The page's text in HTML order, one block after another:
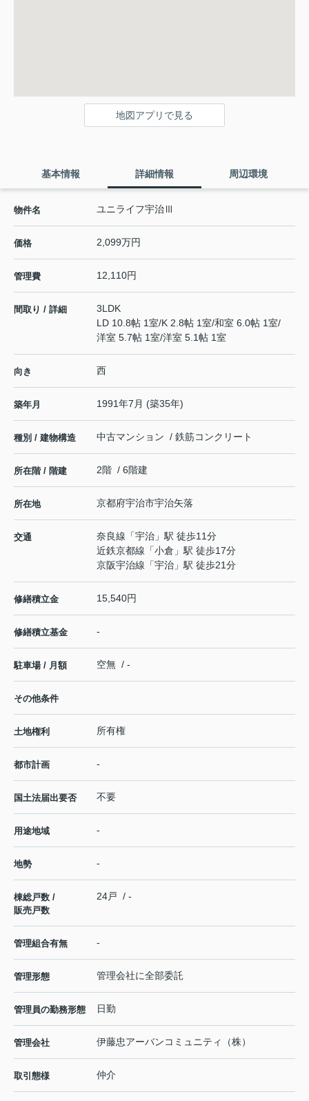
地図アプリで見る
基本情報 詳細情報 周辺環境
物件名 ユニライフ宇治Ⅲ
価格 2,099万円
管理費 12,110円
間取り / 詳細
3LDK
LD 10.8帖 1室/K 2.8帖 1室/和室 6.0帖 1室/
洋室 5.7帖 1室/洋室 5.1帖 1室
向き 西
築年月 1991年7月 (築35年)
種別 / 建物構造 中古マンション / 鉄筋コンクリート
所在階 / 階建 2階 / 6階建
所在地 京都府宇治市宇治矢落
交通 奈良線 「宇治 」駅 徒歩11分
近鉄京都線 「小倉 」駅 徒歩17分
京阪宇治線 「宇治 」駅 徒歩21分
修繕積立金 15,540円
修繕積立基金 -
駐車場 / 月額 空無 / -
その他条件
土地権利 所有権
都市計画 -
国土法届出要否 不要
用途地域 -
地勢 -
棟総戸数 /
販売戸数
24戸 / -
管理組合有無 -
管理形態 管理会社に全部委託
管理員の勤務形態 日勤
管理会社 伊藤忠アーバンコミュニティ（株）
取引態様 仲介